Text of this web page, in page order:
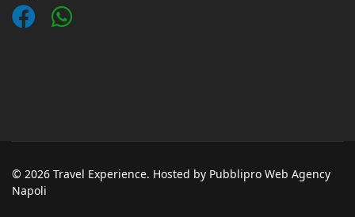
© 2026 Travel Experience. Hosted by Pubblipro Web Agency
Napoli